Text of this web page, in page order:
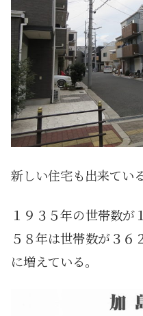
新しい住宅も出来ている
１９３５年の世帯数が
５８年は世帯数が３６
に増えている。